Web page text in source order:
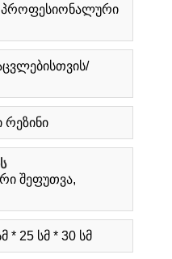
პროფესიონალური
რეზინი
შეფუთვა,
* 25 სმ * 30 სმ